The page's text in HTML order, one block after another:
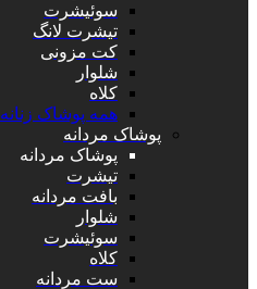
سوئیشرت
تیشرت لانگ
کت مزونی
شلوار
کلاه
همه پوشاک زنانه
پوشاک مردانه
پوشاک مردانه
تیشرت
بافت مردانه
شلوار
سوئیشرت
کلاه
ست مردانه